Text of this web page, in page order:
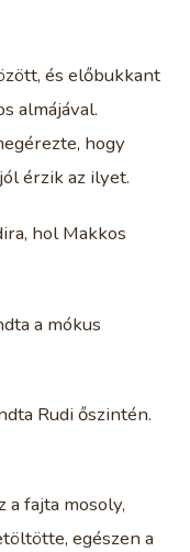
és előbukkant
almájával.
hogy
érzik az ilyet.
hol Makkos
a mókus
Rudi őszintén.
a fajta mosoly,
egészen a